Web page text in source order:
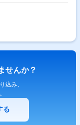
せんか？
込み、
る